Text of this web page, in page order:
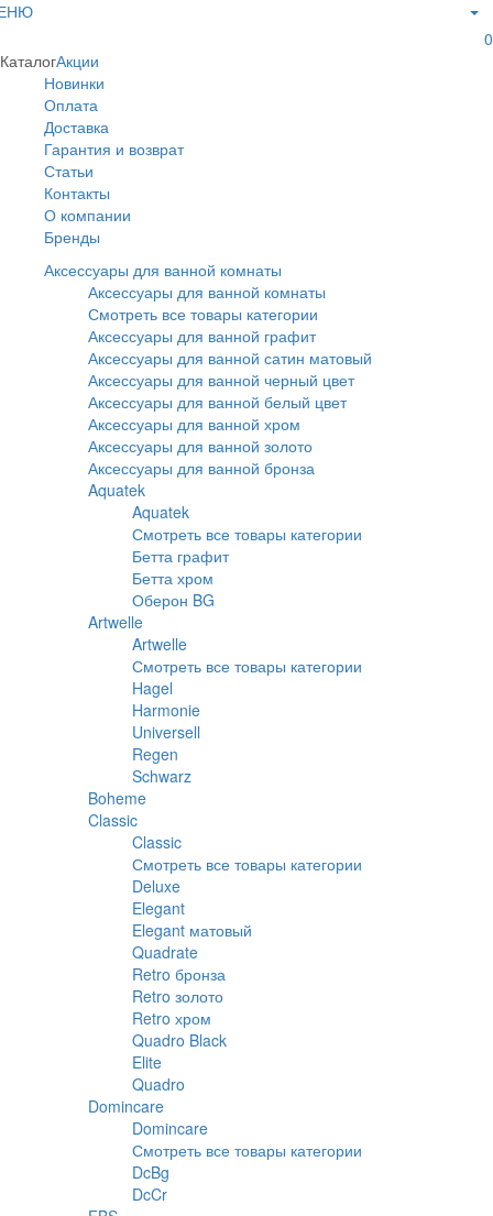
0
КаталогАкции
Новинки
Оплата
Доставка
Гарантия и возврат
Статьи
Контакты
О компании
Бренды
Аксессуары для ванной комнаты
Аксессуары для ванной комнаты
Смотреть все товары категории
Аксессуары для ванной графит
Аксессуары для ванной сатин матовый
Аксессуары для ванной черный цвет
Аксессуары для ванной белый цвет
Аксессуары для ванной хром
Аксессуары для ванной золото
Аксессуары для ванной бронза
Aquatek
Aquatek
Смотреть все товары категории
Бетта графит
Бетта хром
Оберон BG
Artwelle
Artwelle
Смотреть все товары категории
Hagel
Harmonie
Universell
Regen
Schwarz
Boheme
Classic
Classic
Смотреть все товары категории
Deluxe
Elegant
Elegant матовый
Quadrate
Retro бронза
Retro золото
Retro хром
Quadro Black
Elite
Quadro
Domincare
Domincare
Смотреть все товары категории
DcBg
DcCr